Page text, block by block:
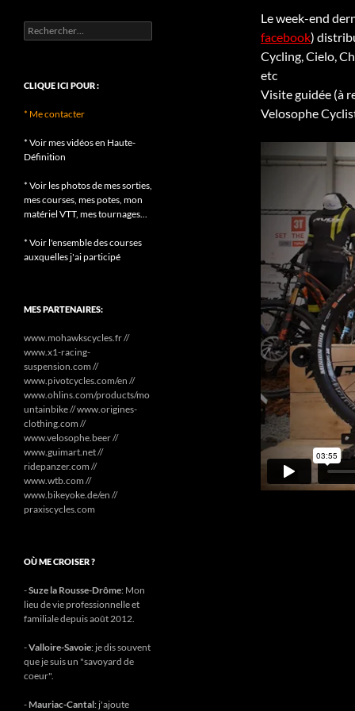
Le week-end
facebook)
Cycling, Cielo,
etc
Visite guidée (à
Velosophe
Rechercher :
CLIQUE ICI POUR :
* Me contacter
* Voir mes vidéos en Haute-
Définition
* Voir les photos de mes sorties,
mes courses, mes potes, mon
matériel VTT, mes tournages...
* Voir l'ensemble des courses
auxquelles j'ai participé
MES PARTENAIRES:
www.mohawkscycles.fr //
www.x1-racing-
suspension.com //
www.pivotcycles.com/en //
www.ohlins.com/products/mo
untainbike // www.origines-
clothing.com //
www.velosophe.beer //
www.guimart.net //
ridepanzer.com //
www.wtb.com //
www.bikeyoke.de/en //
praxiscycles.com
OÙ ME CROISER ?
-Suze la Rousse-Drôme: Mon
lieu de vie professionnelle et
familiale depuis août 2012.
-Valloire-Savoie: je dis souvent
que je suis un "savoyard de
coeur".
- Mauriac-Cantal: j'ajoute